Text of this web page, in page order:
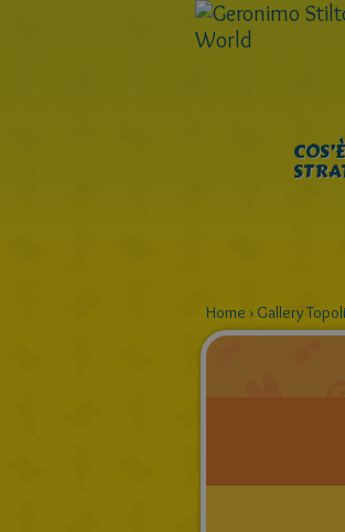
Home › Gallery